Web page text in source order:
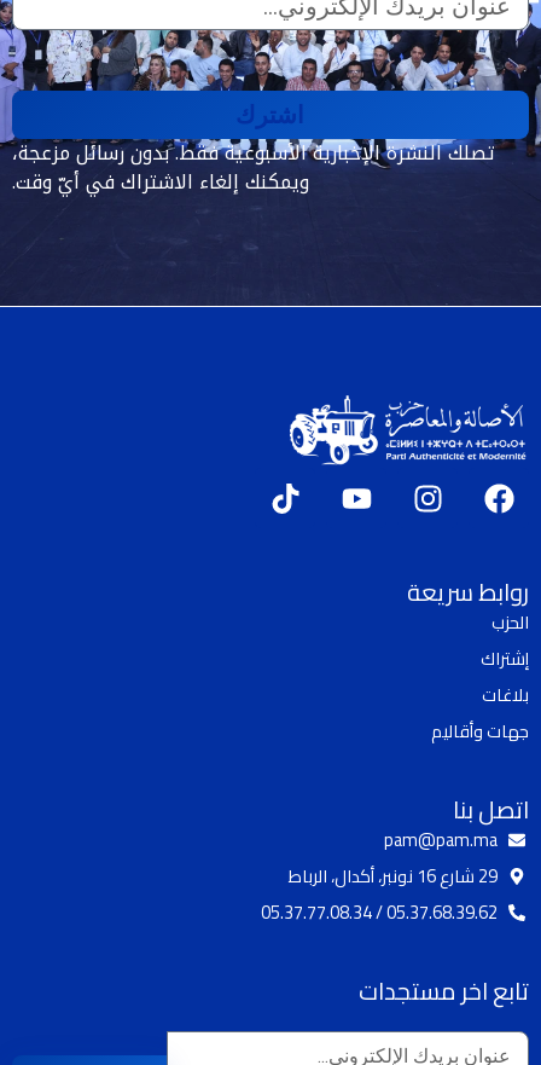
اشترك
تصلك النشرة الإخبارية الأسبوعية فقط. بدون رسائل مزعجة،
ويمكنك إلغاء الاشتراك في أيّ وقت.
F
a
b
o
o
k
I
n
a
Y
o
T
i
روابط سريعة
الحزب
إشتراك
بلاغات
جهات وأقاليم
اتصل بنا
pam@pam.ma
29 شارع 16 نونبر، أكدال، الرباط
05.37.68.39.62 / 05.37.77.08.34
تابع اخر مستجدات